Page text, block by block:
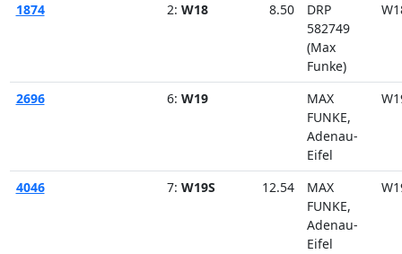
1874 2: W18 8.50
DRP
582749
(Max
Funke)
2696 6: W19
MAX
FUNKE,
Adenau-
Eifel
4046 7: W19S 12.54
MAX
FUNKE,
Adenau-
Eifel